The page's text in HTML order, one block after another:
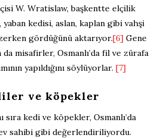
W. Wratislaw, başkentte elçilik
yaban kedisi, aslan, kaplan gibi vahşi
gördüğünü aktarıyor.[6] Gene
misafirler, Osmanlı’da fil ve zürafa
yapıldığını söylüyorlar. [7]
ve köpekler
kedi ve köpekler, Osmanlı’da
sahibi gibi değerlendiriliyordu.